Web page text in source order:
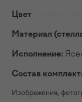
Цвет
Материал
Исполнение:
Состав
Изображения,